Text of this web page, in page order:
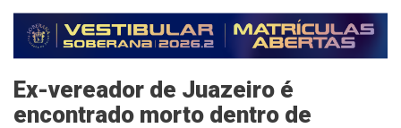
Ex-vereador de Juazeiro é
encontrado morto dentro de